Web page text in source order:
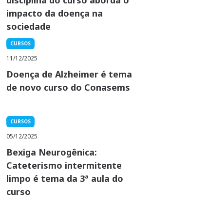
impacto da doença na
sociedade
CURSOS
11/12/2025
Doença de Alzheimer é tema
de novo curso do Conasems
CURSOS
05/12/2025
Bexiga Neurogênica:
Cateterismo intermitente
limpo é tema da 3ª aula do
curso